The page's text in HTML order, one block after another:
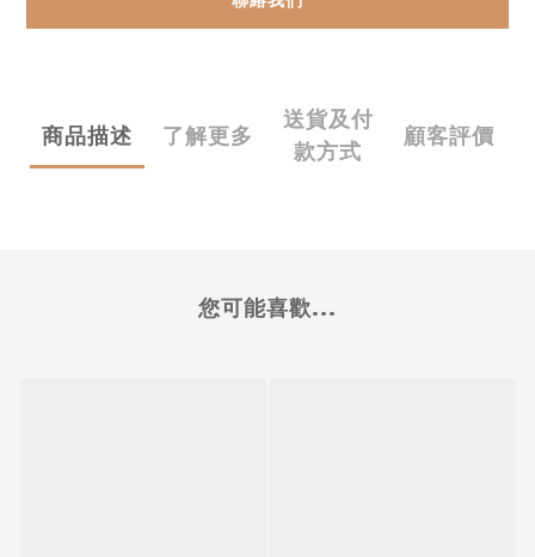
商品描述 了解更多
送貨及付
款方式
顧客評價
您可能喜歡...